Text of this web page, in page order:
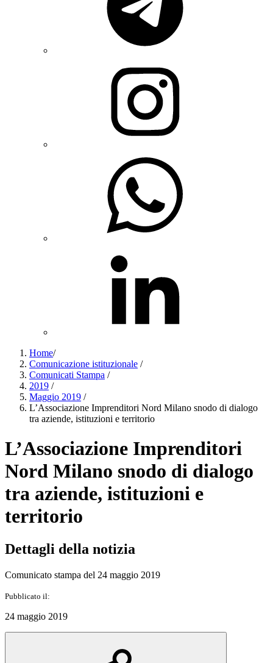
Home/
Comunicazione istituzionale /
Comunicati Stampa /
2019 /
Maggio 2019 /
L’Associazione Imprenditori Nord Milano snodo di dialogo
tra aziende, istituzioni e territorio
L’Associazione Imprenditori
Nord Milano snodo di dialogo
tra aziende, istituzioni e
territorio
Dettagli della notizia
Comunicato stampa del 24 maggio 2019
Pubblicato il:
24 maggio 2019